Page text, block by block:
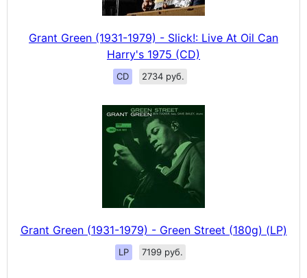
Grant Green (1931-1979) - Slick!: Live At Oil Can
Harry's 1975 (CD)
CD 2734 руб.
Grant Green (1931-1979) - Green Street (180g) (LP)
LP 7199 руб.